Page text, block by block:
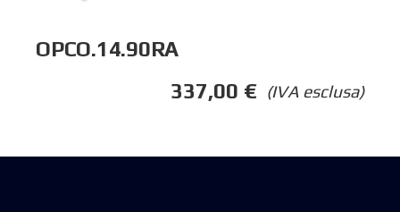
OPCO.14.90RA
(IVA esclusa)
337,00 €